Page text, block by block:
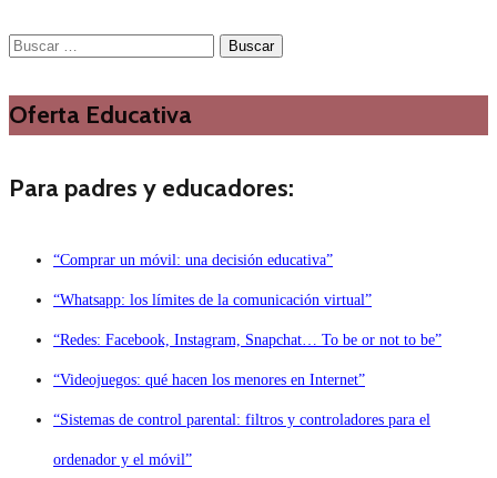
Buscar:
Oferta Educativa
Para padres y educadores:
“Comprar un móvil: una decisión educativa”
“Whatsapp: los límites de la comunicación virtual”
“Redes: Facebook, Instagram, Snapchat… To be or not to be”
“Videojuegos: qué hacen los menores en Internet”
“Sistemas de control parental: filtros y controladores para el
ordenador y el móvil”